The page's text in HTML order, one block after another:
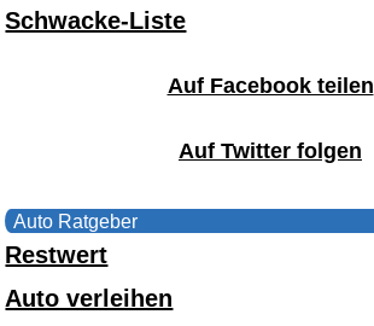
Schwacke-Liste
Auf Facebook teilen
Auf Twitter folgen
Auto Ratgeber
Restwert
Auto verleihen